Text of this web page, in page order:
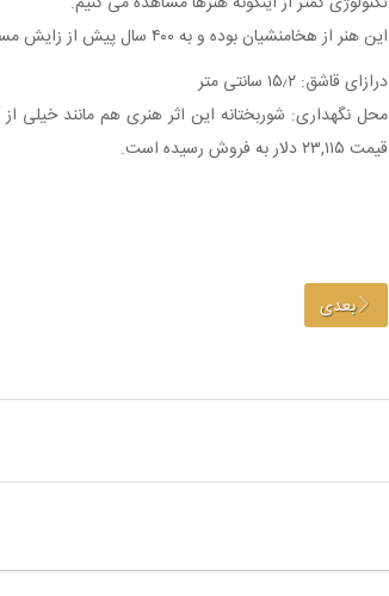
ﺍﯾﻦ ﻫﻨﺮ ﺍﺯ ﻫﺨﺎﻣﻨﺸﯿﺎﻥ بوده و ﺑﻪ ۴۰۰ ﺳﺎﻝ ﭘﯿﺶ ﺍﺯ ﺯﺍﯾﺶ ﻣﺴﯿﺢ ﺑﺎﺯﻣﯽ ﮔﺮﺩﺩ.
ﺩﺭﺍﺯﺍﯼ ﻗﺎﺷﻖ: ۱۵٫۲ ﺳﺎﻧﺘﯽ ﻣﺘﺮ
ﻣﺤﻞ ﻧﮕﻬﺪﺍﺭﯼ: ﺷﻮﺭﺑﺨﺘﺎﻧﻪ ﺍﯾﻦ اثر ﻫﻨﺮی ﻫﻢ ﻣﺎﻧﻨﺪ خیلی
ﻗﯿﻤﺖ ۲۳,۱۱۵ ﺩﻻﺭ ﺑﻪ ﻓﺮﻭﺵ ﺭﺳﯿﺪﻩ ﺍﺳﺖ.
بعدی